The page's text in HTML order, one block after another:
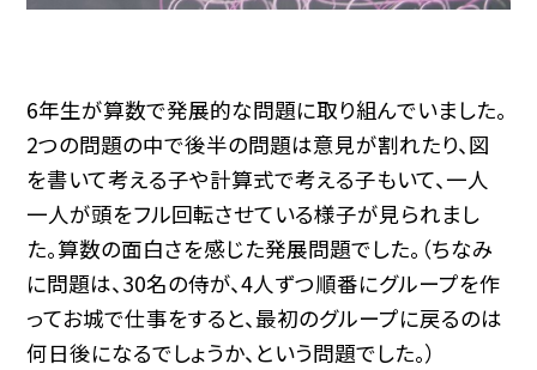
6年生が算数で発展的な問題に取り組んでいました。
2つの問題の中で後半の問題は意見が割れたり、図
を書いて考える子や計算式で考える子もいて、一人
一人が頭をフル回転させている様子が見られまし
た。算数の面白さを感じた発展問題でした。（ちなみ
に問題は、30名の侍が、4人ずつ順番にグループを作
ってお城で仕事をすると、最初のグループに戻るのは
何日後になるでしょうか、という問題でした。）